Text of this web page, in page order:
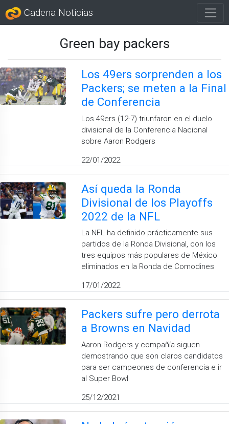
Cadena Noticias
Green bay packers
Los 49ers sorprenden a los
Packers; se meten a la Final
de Conferencia
Los 49ers (12-7) triunfaron en el duelo
divisional de la Conferencia Nacional
sobre Aaron Rodgers
22/01/2022
Así queda la Ronda
Divisional de los Playoffs
2022 de la NFL
La NFL ha definido prácticamente sus
partidos de la Ronda Divisional, con los
tres equipos más populares de México
eliminados en la Ronda de Comodines
17/01/2022
Packers sufre pero derrota
a Browns en Navidad
Aaron Rodgers y compañía siguen
demostrando que son claros candidatos
para ser campeones de conferencia e ir
al Super Bowl
25/12/2021